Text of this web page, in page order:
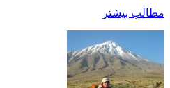
مطالب بیشتر